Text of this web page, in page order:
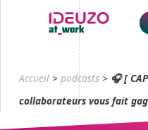
Accueil > podcasts > 🎧 [
collaborateurs vous fait